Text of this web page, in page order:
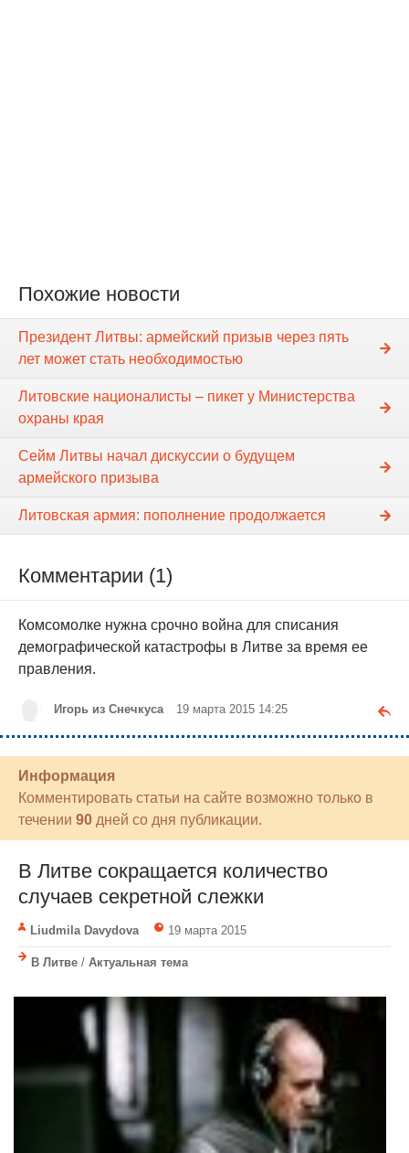
Похожие новости
Президент Литвы: армейский призыв через пять
лет может стать необходимостью
Литовские националисты – пикет у Министерства
охраны края
Сейм Литвы начал дискуссии о будущем
армейского призыва
Литовская армия: пополнение продолжается
Комментарии (1)
Комсомолке нужна срочно война для списания
демографической катастрофы в Литве за время ее
правления.
Игорь из Снечкуса 19 марта 2015 14:25
Информация
Комментировать статьи на сайте возможно только в
течении 90 дней со дня публикации.
В Литве сокращается количество
случаев секретной слежки
Liudmila Davydova 19 марта 2015
В Литве / Актуальная тема